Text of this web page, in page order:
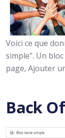
Voici ce que
simple". Un
page, Ajouter
Back